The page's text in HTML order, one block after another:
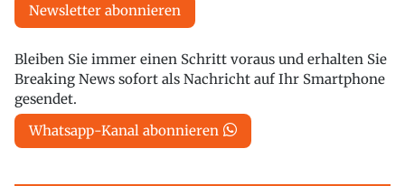
Newsletter abonnieren
Bleiben Sie immer einen Schritt voraus und erhalten Sie
Breaking News sofort als Nachricht auf Ihr Smartphone
gesendet.
Whatsapp-Kanal abonnieren